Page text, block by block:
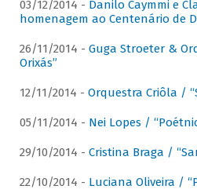
03/12/2014 - Danilo Caymmi e
homenagem ao Centenário de
26/11/2014 - Guga Stroeter &
Orixás”
12/11/2014 - Orquestra Criôla /
05/11/2014 - Nei Lopes /
29/10/2014 - Cristina Braga /
22/10/2014 - Luciana Oliveira /